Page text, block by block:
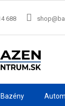
688
Bazény